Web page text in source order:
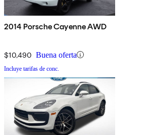
2014 Porsche Cayenne AWD
$10,490 Buena oferta
Incluye tarifas de conc.